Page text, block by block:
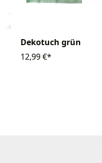
Dekotuch grün mit
12,99 €*